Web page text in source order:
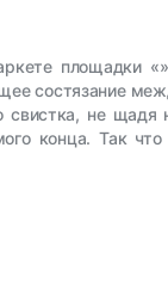
площадки
состязание
свистка, не
конца. Так